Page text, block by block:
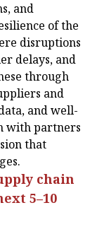
and
of the
disruptions
delays, and
through
and
and well-
with partners
that
chain
5–10